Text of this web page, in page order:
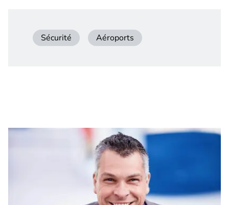
Sécurité Aéroports